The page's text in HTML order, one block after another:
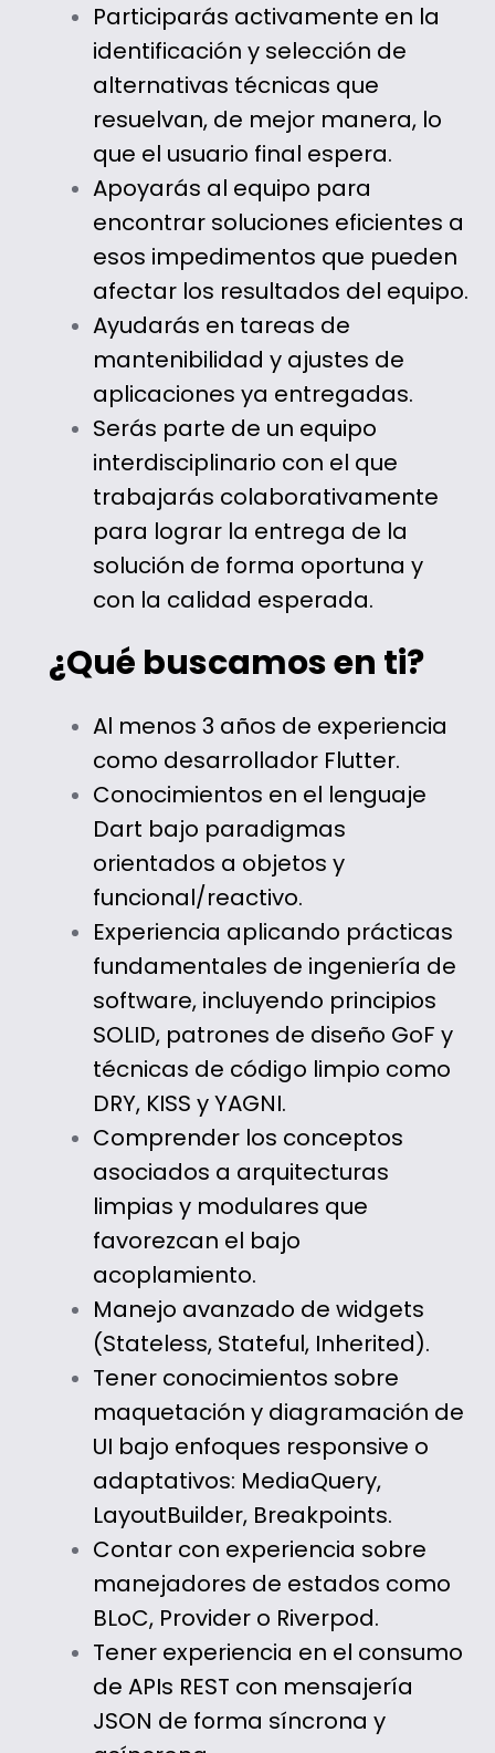
Participarás activamente en la
identificación y selección de
alternativas técnicas que
resuelvan, de mejor manera, lo
que el usuario final espera.
Apoyarás al equipo para
encontrar soluciones eficientes a
esos impedimentos que pueden
afectar los resultados del equipo.
Ayudarás en tareas de
mantenibilidad y ajustes de
aplicaciones ya entregadas.
Serás parte de un equipo
interdisciplinario con el que
trabajarás colaborativamente
para lograr la entrega de la
solución de forma oportuna y
con la calidad esperada.
¿Qué buscamos en ti?
Al menos 3 años de experiencia
como desarrollador Flutter.
Conocimientos en el lenguaje
Dart bajo paradigmas
orientados a objetos y
funcional/reactivo.
Experiencia aplicando prácticas
fundamentales de ingeniería de
software, incluyendo principios
SOLID, patrones de diseño GoF y
técnicas de código limpio como
DRY, KISS y YAGNI.
Comprender los conceptos
asociados a arquitecturas
limpias y modulares que
favorezcan el bajo
acoplamiento.
Manejo avanzado de widgets
(Stateless, Stateful, Inherited).
Tener conocimientos sobre
maquetación y diagramación de
UI bajo enfoques responsive o
adaptativos: MediaQuery,
LayoutBuilder, Breakpoints.
Contar con experiencia sobre
manejadores de estados como
BLoC, Provider o Riverpod.
Tener experiencia en el consumo
de APIs REST con mensajería
JSON de forma síncrona y